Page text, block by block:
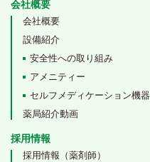
会社概要
会社概要
設備紹介
安全性への取り組み
アメニティー
セルフメディケーション機器
薬局紹介動画
採用情報
採用情報（薬剤師）